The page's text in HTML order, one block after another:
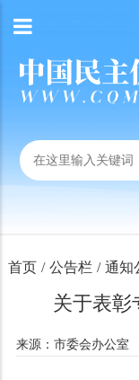
首页 / 公告栏 / 通知
关于表彰
来源：市委会办公室